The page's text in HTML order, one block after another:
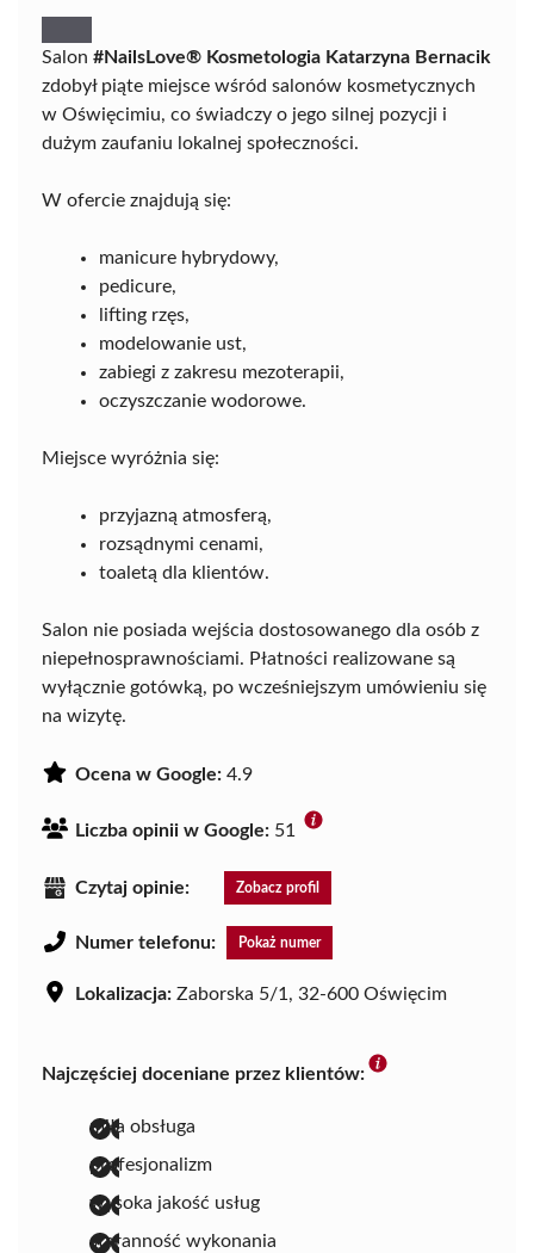
Salon #NailsLove® Kosmetologia Katarzyna Bernacik
zdobył piąte miejsce wśród salonów kosmetycznych
w Oświęcimiu, co świadczy o jego silnej pozycji i
dużym zaufaniu lokalnej społeczności.
W ofercie znajdują się:
manicure hybrydowy,
pedicure,
lifting rzęs,
modelowanie ust,
zabiegi z zakresu mezoterapii,
oczyszczanie wodorowe.
Miejsce wyróżnia się:
przyjazną atmosferą,
rozsądnymi cenami,
toaletą dla klientów.
Salon nie posiada wejścia dostosowanego dla osób z
niepełnosprawnościami. Płatności realizowane są
wyłącznie gotówką, po wcześniejszym umówieniu się
na wizytę.
Ocena w Google: 4.9
Liczba opinii w Google: 51
Czytaj opinie: Zobacz profil
Numer telefonu: Pokaż numer
Lokalizacja: Zaborska 5/1, 32-600 Oświęcim
Najczęściej doceniane przez klientów:
miła obsługa
profesjonalizm
wysoka jakość usług
staranność wykonania